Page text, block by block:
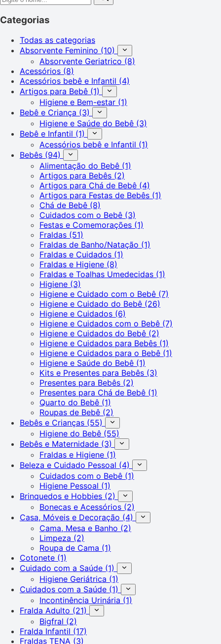
Categorias
Todas as categorias
Absorvente Feminino (10)
Absorvente Geriatrico (8)
Acessórios (8)
Acessórios bebê e Infantil (4)
Artigos para Bebê (1)
Higiene e Bem-estar (1)
Bebê e Criança (3)
Higiene e Saúde do Bebê (3)
Bebê e Infantil (1)
Acessórios bebê e Infantil (1)
Bebês (94)
Alimentação do Bebê (1)
Artigos para Bebês (2)
Artigos para Chá de Bebê (4)
Artigos para Festas de Bebês (1)
Chá de Bebê (8)
Cuidados com o Bebê (3)
Festas e Comemorações (1)
Fraldas (51)
Fraldas de Banho/Natação (1)
Fraldas e Cuidados (1)
Fraldas e Higiene (8)
Fraldas e Toalhas Umedecidas (1)
Higiene (3)
Higiene e Cuidado com o Bebê (7)
Higiene e Cuidado do Bebê (26)
Higiene e Cuidados (6)
Higiene e Cuidados com o Bebê (7)
Higiene e Cuidados do Bebê (2)
Higiene e Cuidados para Bebês (1)
Higiene e Cuidados para o Bebê (1)
Higiene e Saúde do Bebê (1)
Kits e Presentes para Bebês (3)
Presentes para Bebês (2)
Presentes para Chá de Bebê (1)
Quarto do Bebê (1)
Roupas de Bebê (2)
Bebês e Crianças (55)
Higiene do Bebê (55)
Bebês e Maternidade (3)
Fraldas e Higiene (1)
Beleza e Cuidado Pessoal (4)
Cuidados com o Bebê (1)
Higiene Pessoal (1)
Brinquedos e Hobbies (2)
Bonecas e Acessórios (2)
Casa, Móveis e Decoração (4)
Cama, Mesa e Banho (2)
Limpeza (2)
Roupa de Cama (1)
Cotonete (1)
Cuidado com a Saúde (1)
Higiene Geriátrica (1)
Cuidados com a Saúde (1)
Incontinência Urinária (1)
Fralda Adulto (21)
Bigfral (2)
Fralda Infantil (17)
Fraldas TENA (3)